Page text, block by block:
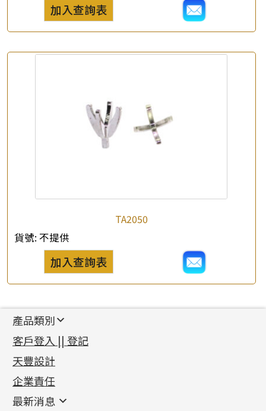
加入查詢表
TA2050
貨號: 不提供
加入查詢表
產品類別
新產品
足金系列
足金配件
機織鏈系列
珠仔鏈
镶口链
首飾配件
耳環類配件
鑲口類
客戶登入 || 登記
天豐設計
企業責任
最新消息